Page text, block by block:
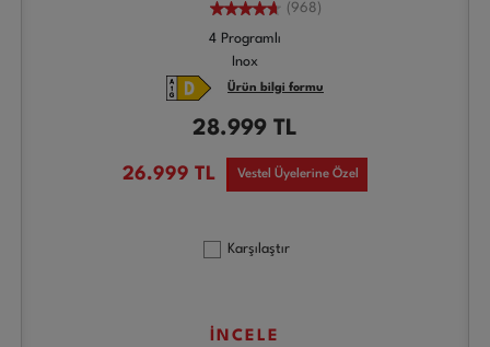
(968)
4 Programlı
Inox
Ürün bilgi formu
28.999 TL
26.999 TL Vestel Üyelerine Özel
Karşılaştır
İNCELE